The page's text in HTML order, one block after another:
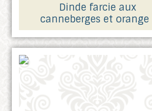
Dinde farcie aux
canneberges et orange